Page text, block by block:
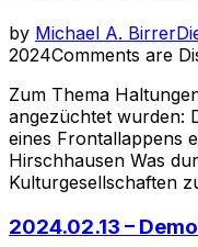
by Michael A. Birrer
2024Comments are
Zum Thema
angezüchtet wurden:
eines Frontallappens
Hirschhausen Was
Kulturgesellschaften
2024.02.13 –